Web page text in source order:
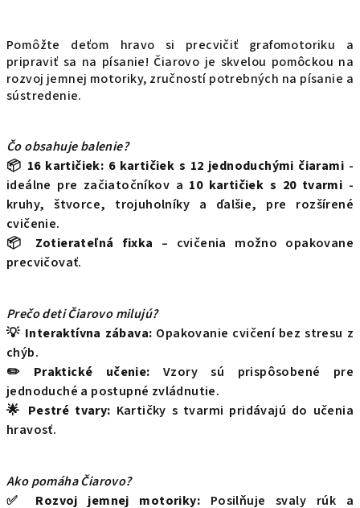
Pomôžte deťom hravo si precvičiť grafomotoriku a
pripraviť sa na písanie! Čiarovo je skvelou pomôckou na
rozvoj jemnej motoriky, zručností potrebných na písanie a
sústredenie.
Čo obsahuje balenie?
📦 16 kartičiek: 6 kartičiek s 12 jednoduchými čiarami -
ideálne pre začiatočníkov a 10 kartičiek s 20 tvarmi -
kruhy, štvorce, trojuholníky a ďalšie, pre rozšírené
cvičenie.
📦 Zotierateľná fixka – cvičenia možno opakovane
precvičovať.
Prečo deti Čiarovo milujú?
💡 Interaktívna zábava: Opakovanie cvičení bez stresu z
chýb.
✏️ Praktické učenie: Vzory sú prispôsobené pre
jednoduché a postupné zvládnutie.
🌟 Pestré tvary: Kartičky s tvarmi pridávajú do učenia
hravosť.
Ako pomáha Čiarovo?
✅ Rozvoj jemnej motoriky: Posilňuje svaly rúk a